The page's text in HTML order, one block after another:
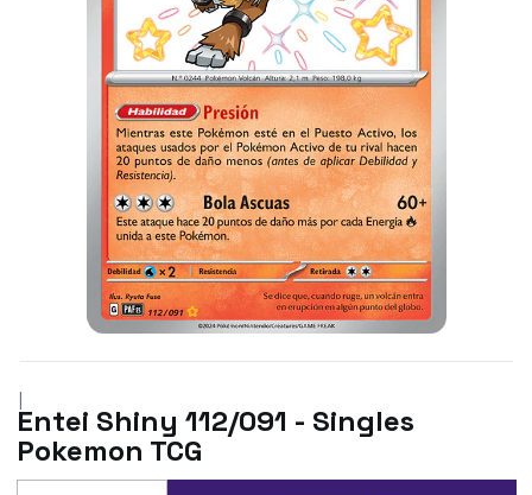
|
Entei Shiny 112/091 - Singles
Pokemon TCG